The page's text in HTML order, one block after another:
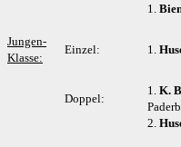
1.
Jungen-
Klasse:
Einzel: 1.
Doppel:
1. K.
2.